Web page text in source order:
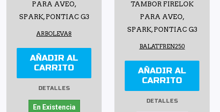
PARA AVEO,
SPARK, PONTIAC G3
ARBOLEVA8
AÑADIR AL
CARRITO
DETALLES
En Existencia
TAMBOR FIRELOK
PARA AVEO,
SPARK, PONTIAC G3
BALATFREN250
AÑADIR AL
CARRITO
DETALLES